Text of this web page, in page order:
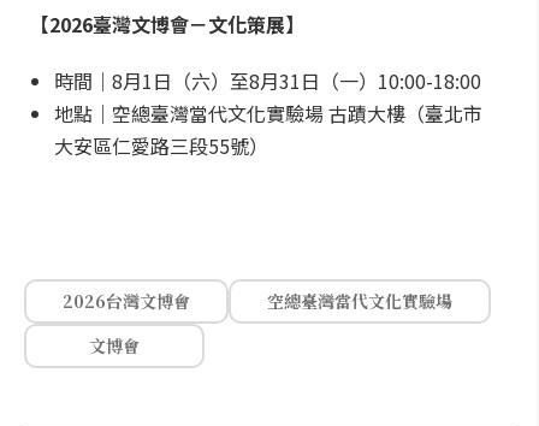
【2026臺灣文博會－文化策展】
時間｜8月1日（六）至8月31日（一）10:00-18:00
地點｜空總臺灣當代文化實驗場 古蹟大樓（臺北市
大安區仁愛路三段55號）
2026台灣文博會
空總臺灣當代文化實驗場
文博會